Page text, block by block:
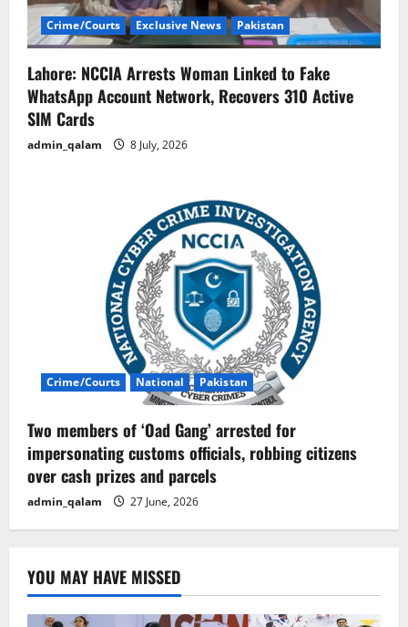
Crime/Courts Exclusive News Pakistan
Lahore: NCCIA Arrests Woman Linked to Fake
WhatsApp Account Network, Recovers 310 Active
SIM Cards
admin_qalam 8 July, 2026
Crime/Courts National Pakistan
Two members of ‘Oad Gang’ arrested for
impersonating customs officials, robbing citizens
over cash prizes and parcels
admin_qalam 27 June, 2026
YOU MAY HAVE MISSED